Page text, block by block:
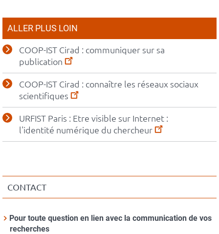
ALLER PLUS LOIN
COOP-IST Cirad : communiquer sur sa
publication
COOP-IST Cirad : connaître les réseaux sociaux
scientifiques
URFIST Paris : Etre visible sur Internet :
l'identité numérique du chercheur
CONTACT
Nom
Pour toute question en lien avec la communication de vos
recherches